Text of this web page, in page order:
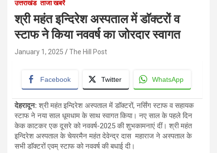
उत्तराखंड ताजा खबरें
श्री महंत इन्दिरेश अस्पताल में डाॅक्टरों व
स्टाफ ने किया नववर्ष का जोरदार स्वागत
January 1, 2025 The Hill Post
Facebook Twitter WhatsApp
देहरादून: श्री महंत इन्दिरेश अस्पताल में डाॅक्टरों, नर्सिंग स्टाफ व सहायक
स्टाफ ने नया साल धूमधाम के साथ स्वागत किया। नए साल के पहले दिन
केक काटकर एक दूसरे को नववर्ष-2025 की शुभकामनाएं दीं। श्री महंत
इन्दिरेश अस्पताल के चेयरमैन महंत देवेन्द्र दास महाराज ने अस्पताल के
सभी डाॅक्टरों एवम् स्टाफ को नववर्ष की बधाई दी।